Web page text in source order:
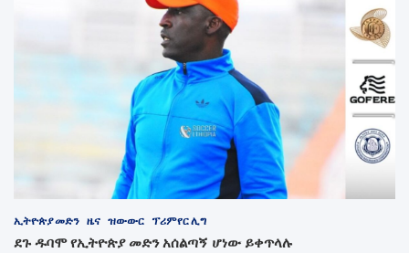
ኢትዮጵያ መድን ዜና ዝውውር ፕሪምየር ሊግ
ደጉ ዱባሞ የኢትዮጵያ መድን አሰልጣኝ ሆነው ይቀጥላሉ